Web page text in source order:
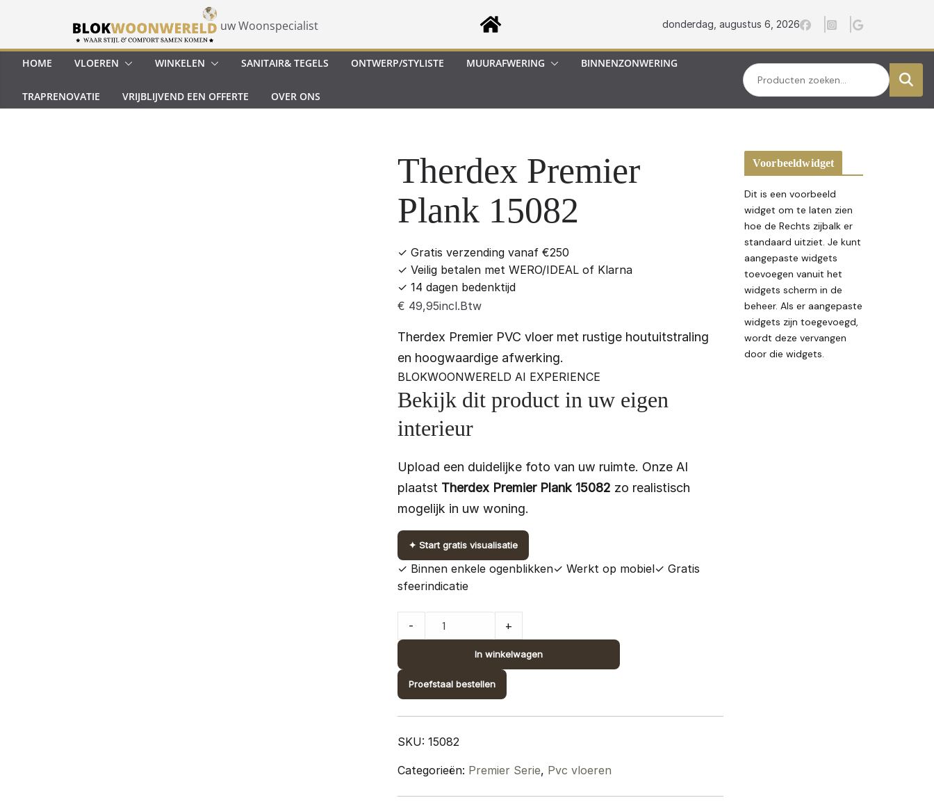
inhoud
uw Woonspecialist donderdag, augustus 6, 2026
HOME VLOEREN WINKELEN SANITAIR& TEGELS ONTWERP/STYLISTE MUURAFWERING BINNENZONWERING
TRAPRENOVATIE VRIJBLIJVEND EEN OFFERTE OVER ONS
Zoeken
Therdex Premier
Plank 15082
✓ Gratis verzending vanaf €250
✓ Veilig betalen met WERO/IDEAL of Klarna
✓ 14 dagen bedenktijd
€ 49,95incl.Btw
Therdex Premier PVC vloer met rustige houtuitstraling
en hoogwaardige afwerking.
BLOKWOONWERELD AI EXPERIENCE
Bekijk dit product in uw eigen
interieur
Upload een duidelijke foto van uw ruimte. Onze AI
plaatst Therdex Premier Plank 15082 zo realistisch
mogelijk in uw woning.
✦ Start gratis visualisatie
✓ Binnen enkele ogenblikken✓ Werkt op mobiel✓ Gratis
sfeerindicatie
Premier
15082
quantity
- +
In winkelwagen
Proefstaal bestellen
SKU: 15082
Categorieën: Premier Serie, Pvc vloeren
Voorbeeldwidget
Dit is een voorbeeld
widget om te laten zien
hoe de Rechts zijbalk er
standaard uitziet. Je kunt
aangepaste widgets
toevoegen vanuit het
widgets scherm in de
beheer. Als er aangepaste
widgets zijn toegevoegd,
wordt deze vervangen
door die widgets.